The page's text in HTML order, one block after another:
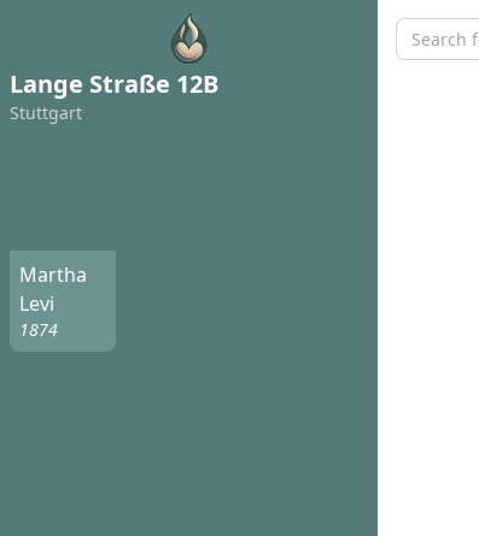
Lange Straße 12B
Stuttgart
Martha
Levi
1874